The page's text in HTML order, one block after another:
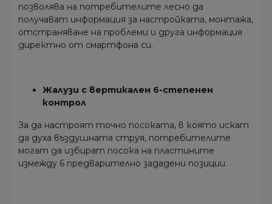
позволява на потребителите лесно да
получават информация за настройката, монтажа,
отстраняване на проблеми и друга информация
директно от смартфона си.
Жалузи с вертикален 6-степенен
контрол
За да настроят точно посоката, в която искат
да духа въздушната струя, потребителите
могат да избират посока на пластините
измежду 6 предварително зададени позиции.